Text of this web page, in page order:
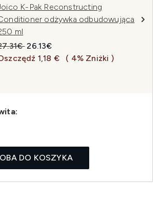
K-Pak Reconstructing
odżywka odbudowująca
ml
cena detaliczna:
Aktualna cena:
26.13€
1,18 €
( 4% Zniżki )
DO KOSZYKA